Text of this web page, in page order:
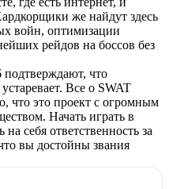
же найдут здесь
войн, оптимизации
рейдов на боссов без
подтверждают, что
Все о SWAT
что это проект с огромным
Начать играть в
себя ответственность за
вы достойны звания